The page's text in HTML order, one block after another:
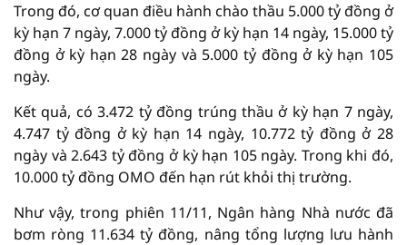
Trong đó, cơ quan điều hành chào thầu 5.000 tỷ đồng ở
kỳ hạn 7 ngày, 7.000 tỷ đồng ở kỳ hạn 14 ngày, 15.000 tỷ
đồng ở kỳ hạn 28 ngày và 5.000 tỷ đồng ở kỳ hạn 105
ngày.
Kết quả, có 3.472 tỷ đồng trúng thầu ở kỳ hạn 7 ngày,
4.747 tỷ đồng ở kỳ hạn 14 ngày, 10.772 tỷ đồng ở 28
ngày và 2.643 tỷ đồng ở kỳ hạn 105 ngày. Trong khi đó,
10.000 tỷ đồng OMO đến hạn rút khỏi thị trường.
Như vậy, trong phiên 11/11, Ngân hàng Nhà nước đã
bơm ròng 11.634 tỷ đồng, nâng tổng lượng lưu hành